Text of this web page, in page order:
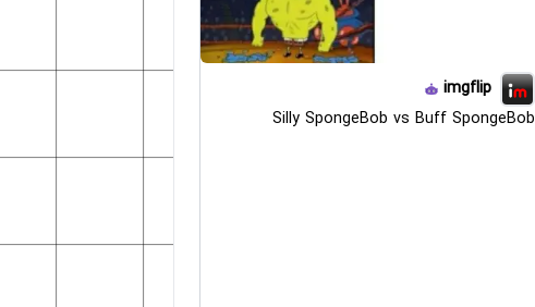
imgflip
Silly SpongeBob vs Buff SpongeBob